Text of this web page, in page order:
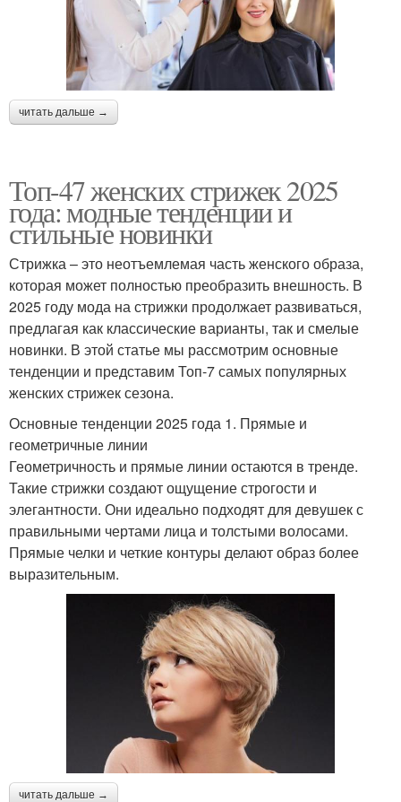
читать дальше →
Топ-47 женских стрижек 2025
года: модные тенденции и
стильные новинки
Стрижка – это неотъемлемая часть женского образа,
которая может полностью преобразить внешность. В
2025 году мода на стрижки продолжает развиваться,
предлагая как классические варианты, так и смелые
новинки. В этой статье мы рассмотрим основные
тенденции и представим Топ-7 самых популярных
женских стрижек сезона.
Основные тенденции 2025 года 1. Прямые и
геометричные линии
Геометричность и прямые линии остаются в тренде.
Такие стрижки создают ощущение строгости и
элегантности. Они идеально подходят для девушек с
правильными чертами лица и толстыми волосами.
Прямые челки и четкие контуры делают образ более
выразительным.
читать дальше →